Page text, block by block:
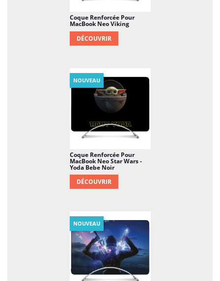
Coque Renforcée Pour
MacBook Neo Viking
DÉCOUVRIR
Coque Renforcée Pour
MacBook Neo Star Wars -
Yoda Bebe Noir
DÉCOUVRIR
NOUVEAU
NOUVEAU